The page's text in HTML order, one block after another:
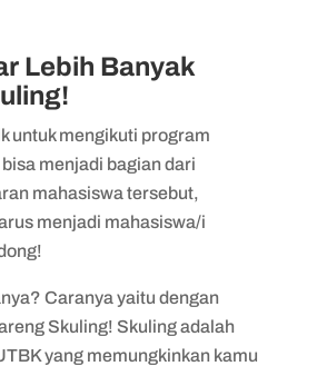
Lebih Banyak
untuk mengikuti program
menjadi bagian dari
mahasiswa tersebut,
menjadi mahasiswa/i
Caranya yaitu dengan
Skuling! Skuling adalah
yang memungkinkan kamu